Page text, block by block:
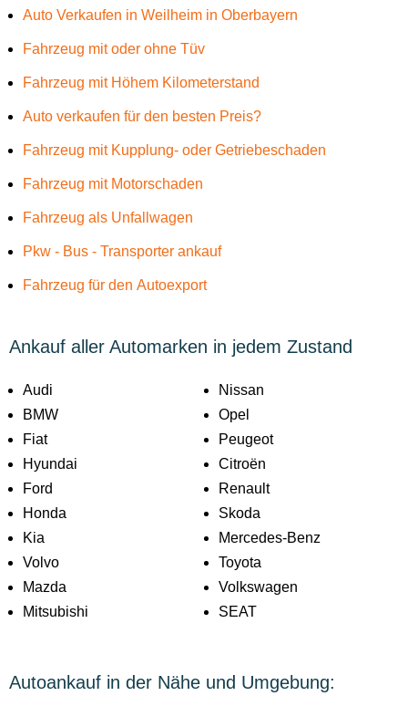
Auto Verkaufen in Weilheim in Oberbayern
Fahrzeug mit oder ohne Tüv
Fahrzeug mit Höhem Kilometerstand
Auto verkaufen für den besten Preis?
Fahrzeug mit Kupplung- oder Getriebeschaden
Fahrzeug mit Motorschaden
Fahrzeug als Unfallwagen
Pkw - Bus - Transporter ankauf
Fahrzeug für den Autoexport
Ankauf aller Automarken in jedem Zustand
Audi
BMW
Fiat
Hyundai
Ford
Honda
Kia
Volvo
Mazda
Mitsubishi
Nissan
Opel
Peugeot
Citroën
Renault
Skoda
Mercedes-Benz
Toyota
Volkswagen
SEAT
Autoankauf in der Nähe und Umgebung: